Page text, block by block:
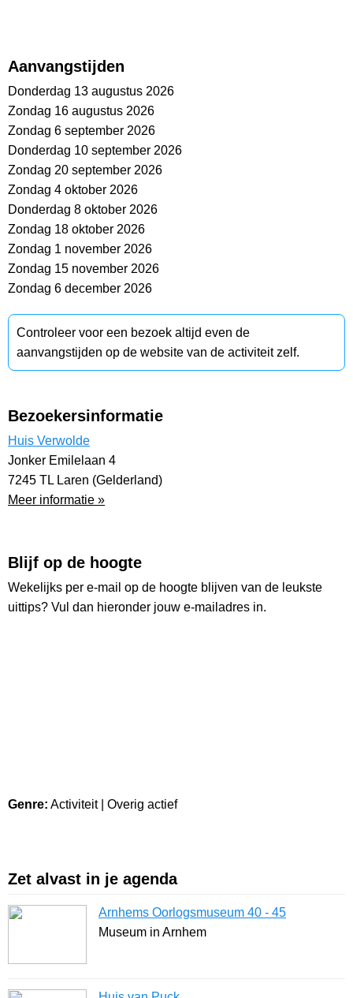
Aanvangstijden
Donderdag 13 augustus 2026
Zondag 16 augustus 2026
Zondag 6 september 2026
Donderdag 10 september 2026
Zondag 20 september 2026
Zondag 4 oktober 2026
Donderdag 8 oktober 2026
Zondag 18 oktober 2026
Zondag 1 november 2026
Zondag 15 november 2026
Zondag 6 december 2026
Controleer voor een bezoek altijd even de
aanvangstijden op de website van de activiteit zelf.
Bezoekersinformatie
Huis Verwolde
Jonker Emilelaan 4
7245 TL Laren (Gelderland)
Meer informatie »
Blijf op de hoogte
Wekelijks per e-mail op de hoogte blijven van de leukste
uittips? Vul dan hieronder jouw e-mailadres in.
Genre: Activiteit | Overig actief
Zet alvast in je agenda
Arnhems Oorlogsmuseum 40 - 45
Museum in Arnhem